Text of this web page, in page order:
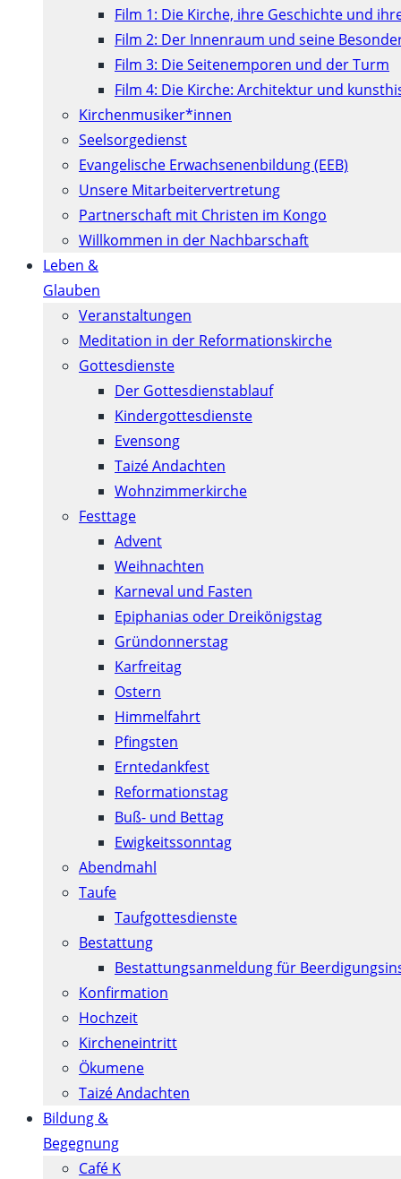
Film 1: Die Kirche, ihre Geschichte und
Film 2: Der Innenraum und seine
Film 3: Die Seitenemporen und der Turm
Film 4: Die Kirche: Architektur und
Kirchenmusiker*innen
Seelsorgedienst
Evangelische Erwachsenenbildung (EEB)
Unsere Mitarbeitervertretung
Partnerschaft mit Christen im Kongo
Willkommen in der Nachbarschaft
Leben &
Glauben
Veranstaltungen
Meditation in der Reformationskirche
Gottesdienste
Der Gottesdienstablauf
Kindergottesdienste
Evensong
Taizé Andachten
Wohnzimmerkirche
Festtage
Advent
Weihnachten
Karneval und Fasten
Epiphanias oder Dreikönigstag
Gründonnerstag
Karfreitag
Ostern
Himmelfahrt
Pfingsten
Erntedankfest
Reformationstag
Buß- und Bettag
Ewigkeitssonntag
Abendmahl
Taufe
Taufgottesdienste
Bestattung
Bestattungsanmeldung für
Konfirmation
Hochzeit
Kircheneintritt
Ökumene
Taizé Andachten
Bildung &
Begegnung
Café K